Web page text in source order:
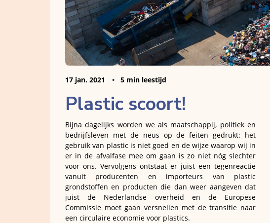
17 jan. 2021 5 min leestijd
Plastic scoort!
Bijna dagelijks worden we als maatschappij, politiek en
bedrijfsleven met de neus op de feiten gedrukt: het
gebruik van plastic is niet goed en de wijze waarop wij in
er in de afvalfase mee om gaan is zo niet nóg slechter
voor ons. Vervolgens ontstaat er juist een tegenreactie
vanuit producenten en importeurs van plastic
grondstoffen en producten die dan weer aangeven dat
juist de Nederlandse overheid en de Europese
Commissie moet gaan versnellen met de transitie naar
een circulaire economie voor plastics.